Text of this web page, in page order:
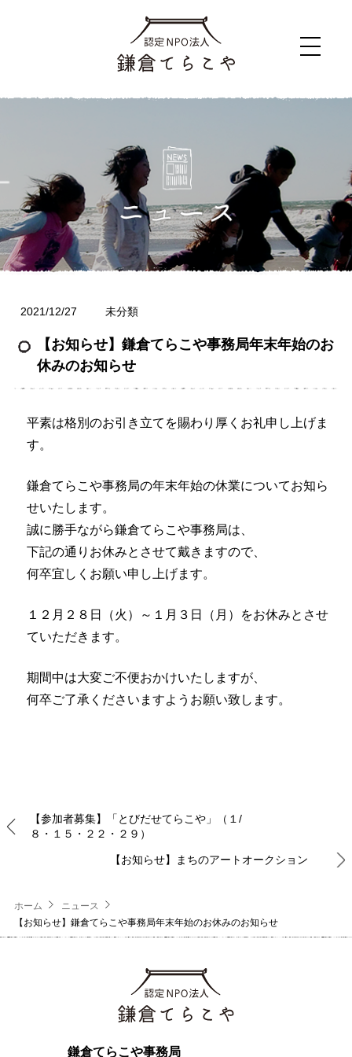
2021/12/27 未分類
【お知らせ】鎌倉てらこや事務局年末年始のお
休みのお知らせ
平素は格別のお引き立てを賜わり厚くお礼申し上げま
す。
鎌倉てらこや事務局の年末年始の休業についてお知ら
せいたします。
誠に勝手ながら鎌倉てらこや事務局は、
下記の通りお休みとさせて戴きますので、
何卒宜しくお願い申し上げます。
１２月２８日（火）～１月３日（月）をお休みとさせ
ていただきます。
期間中は大変ご不便おかけいたしますが、
何卒ご了承くださいますようお願い致します。
【参加者募集】「とびだせてらこや」（１/
８・１５・２２・２９）
【お知らせ】まちのアートオークション
ホーム
ニュース
【お知らせ】鎌倉てらこや事務局年末年始のお休みのお知らせ
鎌倉てらこや事務局